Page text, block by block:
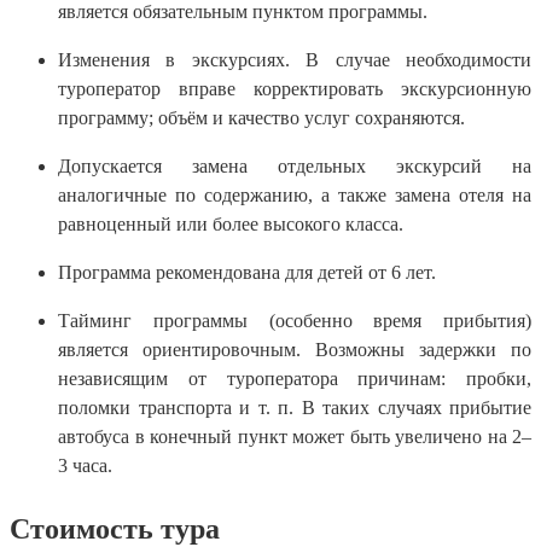
является обязательным пунктом программы.
Изменения в экскурсиях. В случае необходимости
туроператор вправе корректировать экскурсионную
программу; объём и качество услуг сохраняются.
Допускается замена отдельных экскурсий на
аналогичные по содержанию, а также замена отеля на
равноценный или более высокого класса.
Программа рекомендована для детей от 6 лет.
Тайминг программы (особенно время прибытия)
является ориентировочным. Возможны задержки по
независящим от туроператора причинам: пробки,
поломки транспорта и т. п. В таких случаях прибытие
автобуса в конечный пункт может быть увеличено на 2–
3 часа.
Стоимость тура